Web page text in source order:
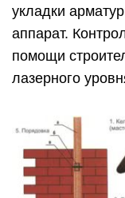
укладки
аппарат.
помощи
лазерного